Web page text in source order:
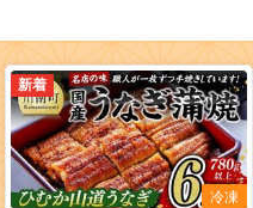
新着
冷凍